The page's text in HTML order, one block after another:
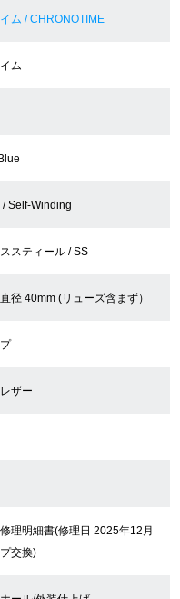
ム / CHRONOTIME
ム
/ Self-Winding
スティール / SS
径 40mm (リューズ含まず）
ザー
理明細書(修理日 2025年12月
交換)